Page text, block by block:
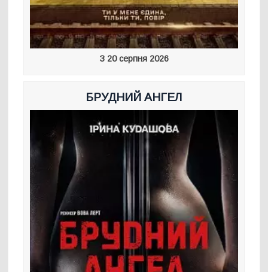
З 20 серпня 2026
БРУДНИЙ АНГЕЛ